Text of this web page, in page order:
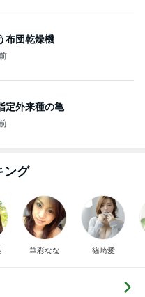
布団乾燥機
定外来種の亀
ング
華彩なな 篠崎愛